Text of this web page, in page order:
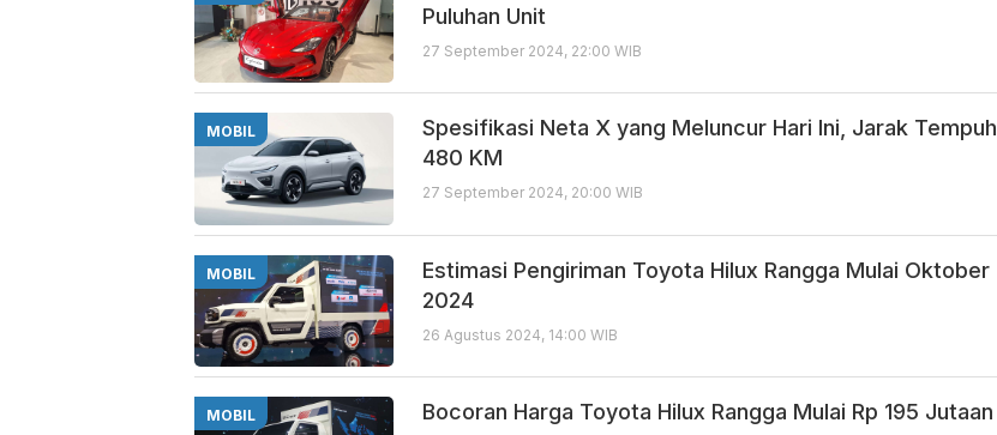
Puluhan Unit
27 September 2024, 22:00 WIB
MOBIL
Spesifikasi Neta X yang Meluncur Hari Ini, Jarak Tempuh
480 KM
27 September 2024, 20:00 WIB
MOBIL
Estimasi Pengiriman Toyota Hilux Rangga Mulai Oktober
2024
26 Agustus 2024, 14:00 WIB
MOBIL Bocoran Harga Toyota Hilux Rangga Mulai Rp 195 Jutaan